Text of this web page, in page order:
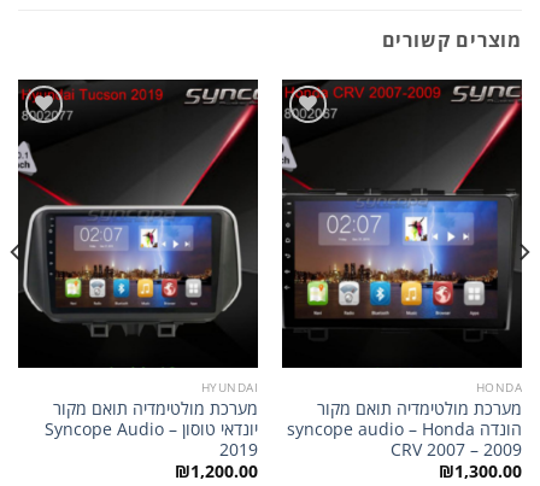
מוצרים קשורים
הוסף
לרשימת
המשאלות
HONDA
מערכת מולטימדיה תואם מקור
הונדה syncope audio – Honda
CRV 2007 – 2009
₪1,300.00
הוסף
לרשימת
המשאלות
HYUNDAI
מערכת מולטימדיה תואם מקור
יונדאי טוסון Syncope Audio –
2019
₪1,200.00